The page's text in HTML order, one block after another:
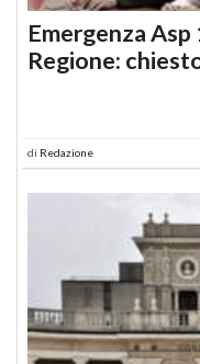
Emergenza
Regione:
di Redazione